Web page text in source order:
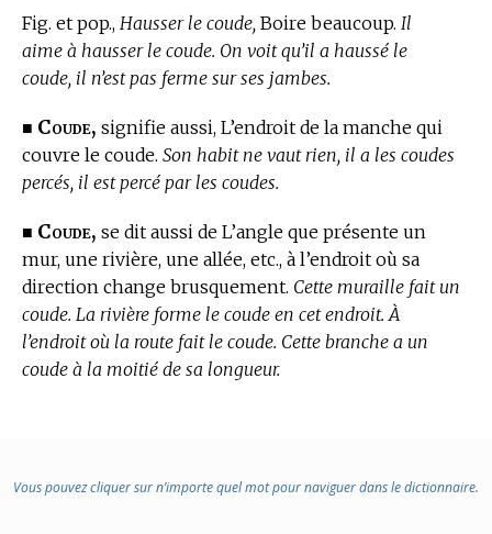
Fig. et pop., Hausser le coude, Boire beaucoup. Il
aime à hausser le coude. On voit qu’il a haussé le
coude, il n’est pas ferme sur ses jambes.
■ Coude, signifie aussi, L’endroit de la manche qui
couvre le coude. Son habit ne vaut rien, il a les coudes
percés, il est percé par les coudes.
■ Coude, se dit aussi de L’angle que présente un
mur, une rivière, une allée, etc., à l’endroit où sa
direction change brusquement. Cette muraille fait un
coude. La rivière forme le coude en cet endroit. À
l’endroit où la route fait le coude. Cette branche a un
coude à la moitié de sa longueur.
Vous pouvez cliquer sur n’importe quel mot pour naviguer dans le dictionnaire.